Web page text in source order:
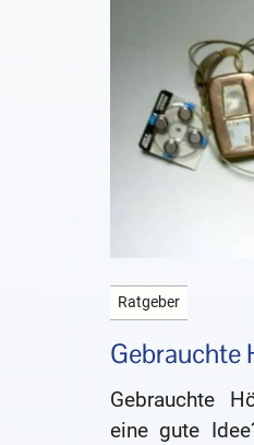
Ratgeber
Gebrauchte
Gebrauchte
eine gute